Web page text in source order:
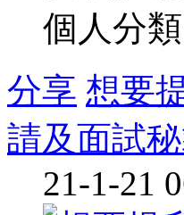
個人分
分享 想要
請及面試
21-1-21